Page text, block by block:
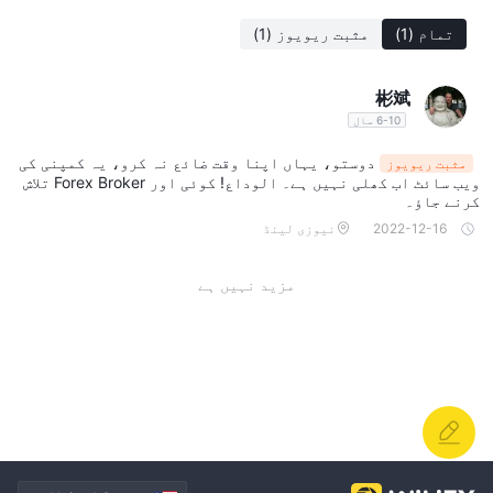
اور اسپریڈز، کمیشنز، اور ڈپازٹ طریقوں سے متعلق مخصوص
معلومات کی عدم موجودگی ممکنہ کلائنٹس کو ٹریڈنگ لاگت کے بارے
انتخاب کرنے سے پہلے ان عوامل کا احتیاط سے جائزہ لینا ضروری
ہے۔
ٹریڈنگ آلات
Vision FX مختلف سرمایہ کاری ترجیحات کو پورا کرنے کے لیے
ٹریڈنگ آلات کی ایک متنوع رینج پیش کرتا ہے:
دستیاب ہے، جو مختلف عالمی کرنسیوں میں ٹریڈنگ کے مواقع
انڈیکس CFD
نیکی 225، نیو یارک ڈاؤ، اور ناسڈاک شامل ہیں۔ قابل ذکر ہے
کہ Vision FX انڈیکس پیٹرنز کی ایک بڑی تعداد پیش کرتا ہے، جس
تمام (1) مثبت ریویوز (1)
彬斌
6-10 سال
مثبت ریویوز
دوستو، یہاں اپنا وقت ضائع نہ کرو، یہ کمپنی کی
ویب سائٹ اب کھلی نہیں ہے۔ الوداع! کوئی اور Forex Broker تلاش
کرنے جاؤ۔
2022-12-16 نیوزی لینڈ
مزید نہیں ہے